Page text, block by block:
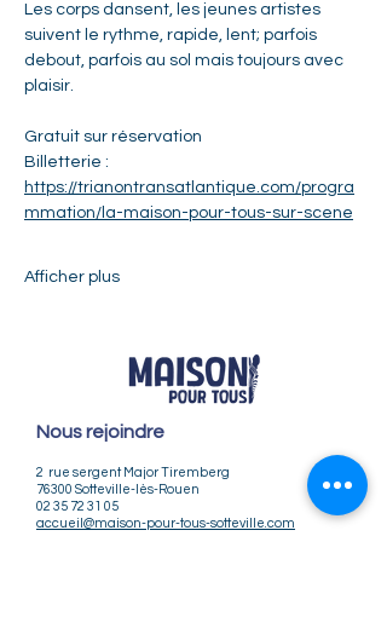
Les corps dansent, les jeunes artistes
suivent le rythme, rapide, lent; parfois
debout, parfois au sol mais toujours avec
plaisir.
Gratuit sur réservation
Billetterie :
https://trianontransatlantique.com/progra
mmation/la-maison-pour-tous-sur-scene
Afficher plus
Nous rejoindre
2 rue sergent Major Tiremberg
76300 Sotteville-lès-Rouen
02 35 72 31 05
accueil@maison-pour-tous-sotteville.com